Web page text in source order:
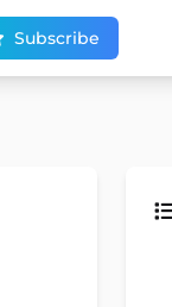
Subscribe